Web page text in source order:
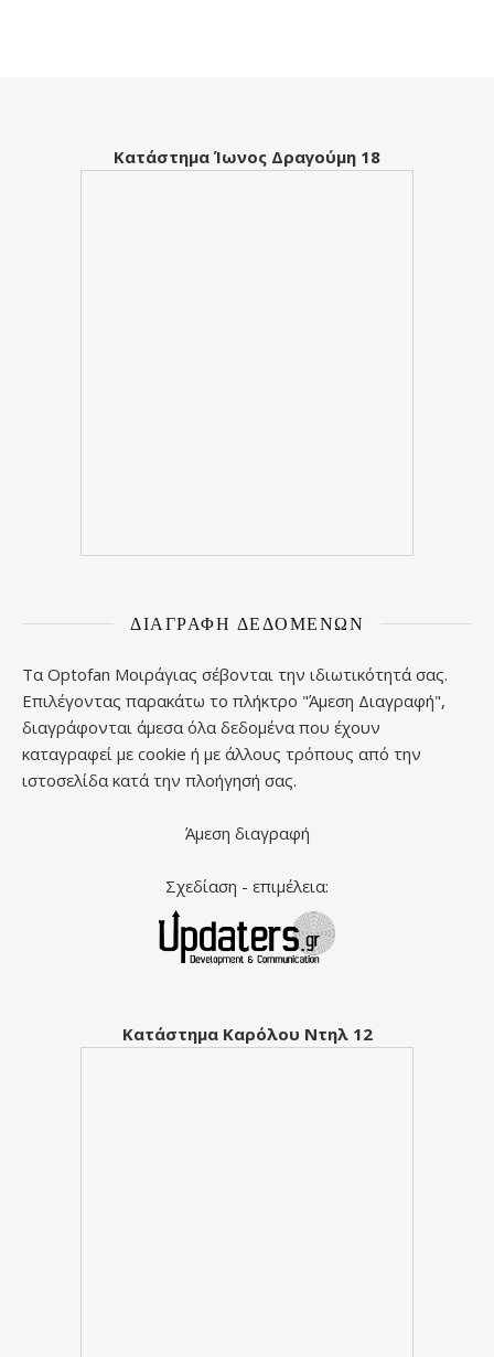
Κατάστημα Ίωνος Δραγούμη 18
ΔΙΑΓΡΑΦΉ ΔΕΔΟΜΈΝΩΝ
Τα Optofan Μοιράγιας σέβονται την ιδιωτικότητά σας.
Επιλέγοντας παρακάτω το πλήκτρο "Άμεση Διαγραφή",
διαγράφονται άμεσα όλα δεδομένα που έχουν
καταγραφεί με cookie ή με άλλους τρόπους από την
ιστοσελίδα κατά την πλοήγησή σας.
Άμεση διαγραφή
Σχεδίαση - επιμέλεια:
Κατάστημα Καρόλου Ντηλ 12